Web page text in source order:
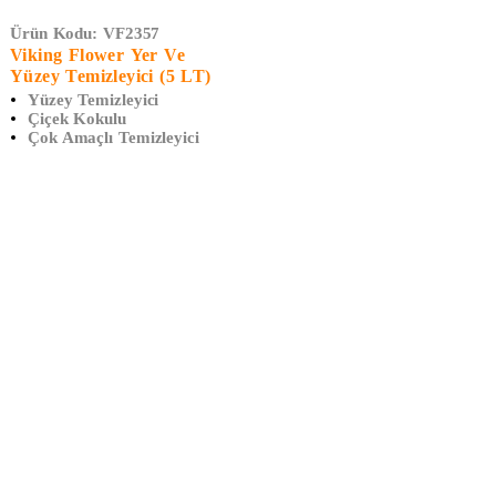
TÜKENDI
Ürün Kodu: VF2357
Viking Flower Yer Ve
Yüzey Temizleyici (5 LT)
Yüzey Temizleyici
Çiçek Kokulu
Çok Amaçlı Temizleyici